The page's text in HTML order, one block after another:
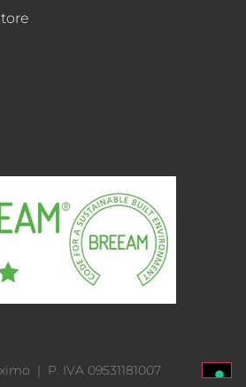
| P. IVA 09531181007